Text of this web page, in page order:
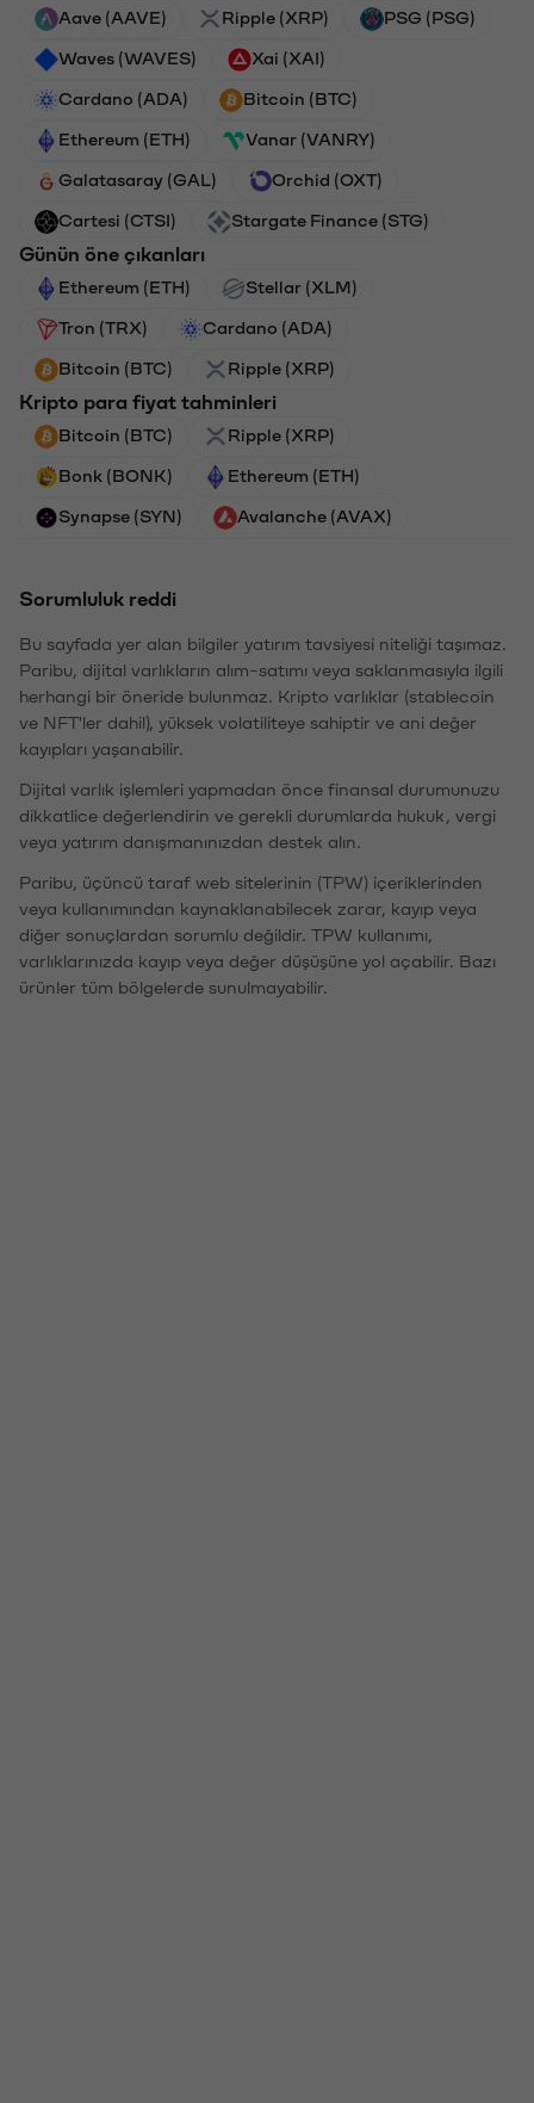
Aave (AAVE) Ripple (XRP) PSG (PSG)
Waves (WAVES) Xai (XAI)
Cardano (ADA) Bitcoin (BTC)
Ethereum (ETH) Vanar (VANRY)
Galatasaray (GAL) Orchid (OXT)
Cartesi (CTSI) Stargate Finance (STG)
Günün öne çıkanları
Ethereum (ETH) Stellar (XLM)
Tron (TRX) Cardano (ADA)
Bitcoin (BTC) Ripple (XRP)
Kripto para fiyat tahminleri
Bitcoin (BTC) Ripple (XRP)
Bonk (BONK) Ethereum (ETH)
Synapse (SYN) Avalanche (AVAX)
Sorumluluk reddi
Bu sayfada yer alan bilgiler yatırım tavsiyesi niteliği taşımaz.
Paribu, dijital varlıkların alım-satımı veya saklanmasıyla ilgili
herhangi bir öneride bulunmaz. Kripto varlıklar (stablecoin
ve NFT'ler dahil), yüksek volatiliteye sahiptir ve ani değer
kayıpları yaşanabilir.
Dijital varlık işlemleri yapmadan önce finansal durumunuzu
dikkatlice değerlendirin ve gerekli durumlarda hukuk, vergi
veya yatırım danışmanınızdan destek alın.
Paribu, üçüncü taraf web sitelerinin (TPW) içeriklerinden
veya kullanımından kaynaklanabilecek zarar, kayıp veya
diğer sonuçlardan sorumlu değildir. TPW kullanımı,
varlıklarınızda kayıp veya değer düşüşüne yol açabilir. Bazı
ürünler tüm bölgelerde sunulmayabilir.